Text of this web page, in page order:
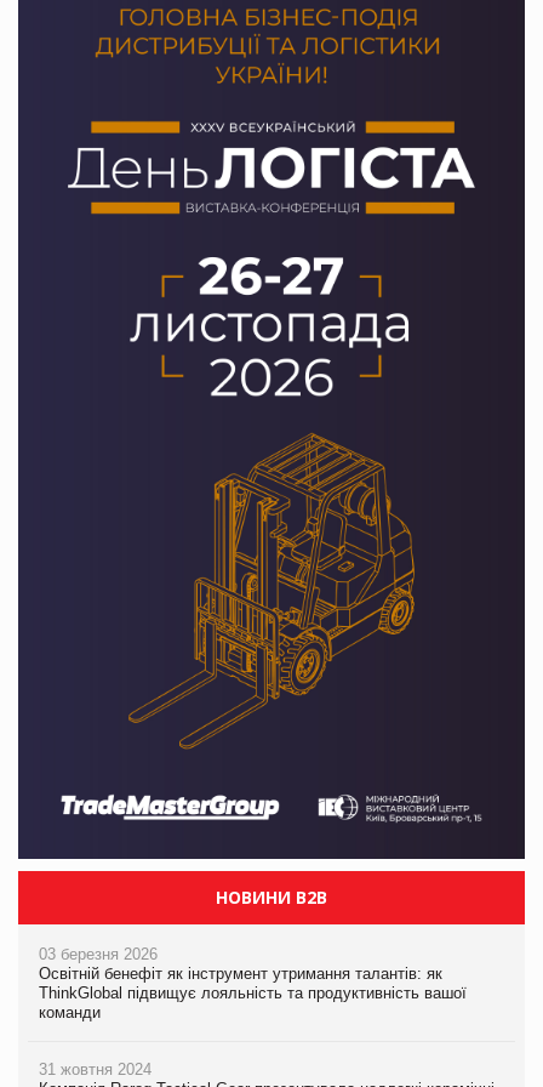
НОВИНИ B2B
03 березня 2026
Освітній бенефіт як інструмент утримання талантів: як
ThinkGlobal підвищує лояльність та продуктивність вашої
команди
31 жовтня 2024